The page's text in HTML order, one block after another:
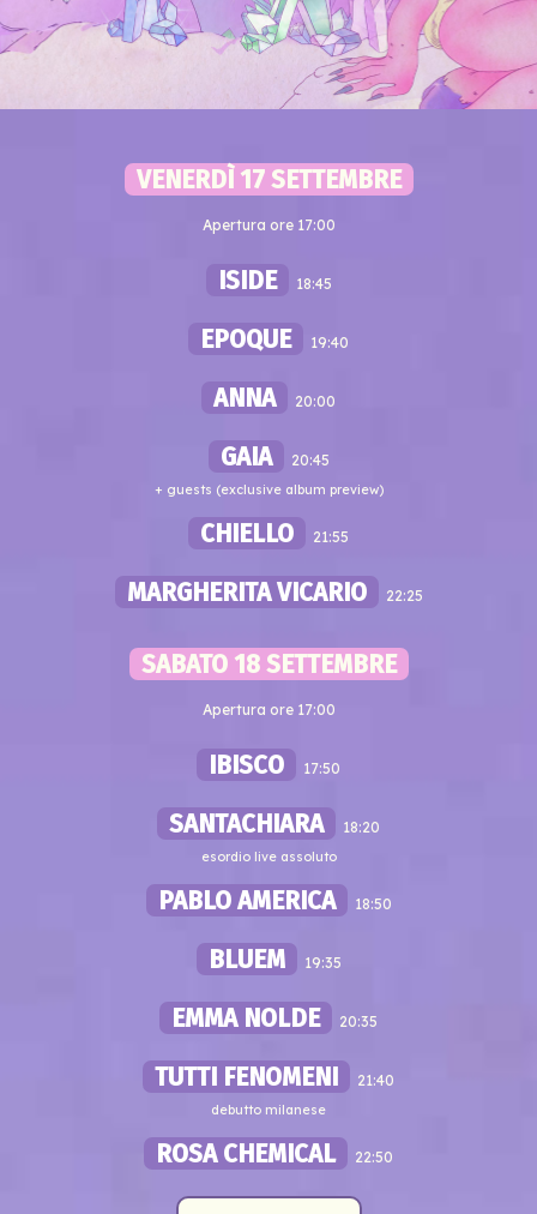
VENERDÌ 17 SETTEMBRE
Apertura ore 17:00
ISIDE 18:45
EPOQUE 19:40
ANNA 20:00
GAIA 20:45
+ guests (exclusive album preview)
CHIELLO 21:55
MARGHERITA VICARIO 22:25
SABATO 18 SETTEMBRE
Apertura ore 17:00
IBISCO 17:50
SANTACHIARA 18:20
esordio live assoluto
PABLO AMERICA 18:50
BLUEM 19:35
EMMA NOLDE 20:35
TUTTI FENOMENI 21:40
debutto milanese
ROSA CHEMICAL 22:50